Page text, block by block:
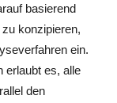
basierend
konzipieren,
ein.
erlaubt es, alle
den